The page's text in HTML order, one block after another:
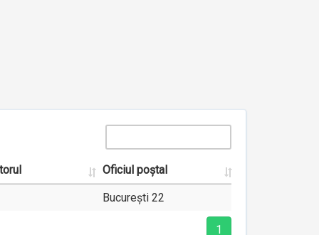
Oficiul poștal
București 22
1